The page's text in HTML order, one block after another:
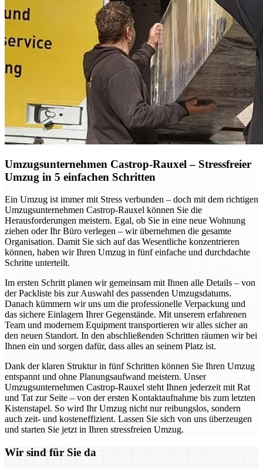
Umzugsunternehmen Castrop-Rauxel – Stressfreier
Umzug in 5 einfachen Schritten
Ein Umzug ist immer mit Stress verbunden – doch mit dem richtigen
Umzugsunternehmen Castrop-Rauxel können Sie die
Herausforderungen meistern. Egal, ob Sie in eine neue Wohnung
ziehen oder Ihr Büro verlegen – wir übernehmen die gesamte
Organisation. Damit Sie sich auf das Wesentliche konzentrieren
können, haben wir Ihren Umzug in fünf einfache und durchdachte
Schritte unterteilt.
Im ersten Schritt planen wir gemeinsam mit Ihnen alle Details – von
der Packliste bis zur Auswahl des passenden Umzugsdatums.
Danach kümmern wir uns um die professionelle Verpackung und
das sichere Einlagern Ihrer Gegenstände. Mit unserem erfahrenen
Team und modernem Equipment transportieren wir alles sicher an
den neuen Standort. In den abschließenden Schritten räumen wir bei
Ihnen ein und sorgen dafür, dass alles an seinem Platz ist.
Dank der klaren Struktur in fünf Schritten können Sie Ihren Umzug
entspannt und ohne Planungsaufwand meistern. Unser
Umzugsunternehmen Castrop-Rauxel steht Ihnen jederzeit mit Rat
und Tat zur Seite – von der ersten Kontaktaufnahme bis zum letzten
Kistenstapel. So wird Ihr Umzug nicht nur reibungslos, sondern
auch zeit- und kosteneffizient. Lassen Sie sich von uns überzeugen
und starten Sie jetzt in Ihren stressfreien Umzug.
Wir sind für Sie da